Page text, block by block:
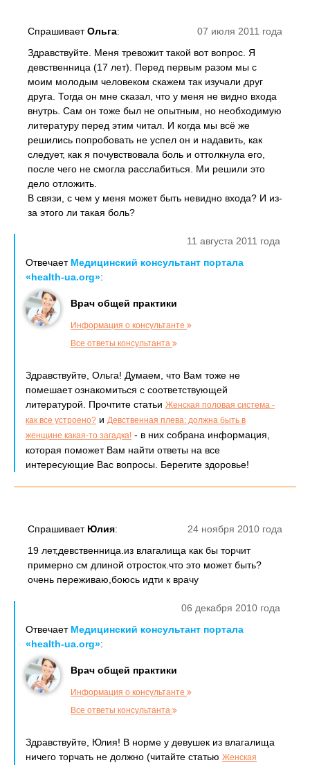
07 июля 2011 года
СпрашиваетОльга:
Здравствуйте. Меня тревожит такой вот вопрос. Я
девственница (17 лет). Перед первым разом мы с
моим молодым человеком скажем так изучали друг
друга. Тогда он мне сказал, что у меня не видно входа
внутрь. Сам он тоже был не опытным, но необходимую
литературу перед этим читал. И когда мы всё же
решились попробовать не успел он и надавить, как
следует, как я почувствовала боль и оттолкнула его,
после чего не смогла расслабиться. Ми решили это
дело отложить.
В связи, с чем у меня может быть невидно входа? И из-
за этого ли такая боль?
11 августа 2011 года
Отвечает Медицинский консультант портала
«health-ua.org»:
Врач общей практики
Информация о консультанте
Все ответы консультанта
Здравствуйте, Ольга! Думаем, что Вам тоже не
помешает ознакомиться с соответствующей
литературой. Прочтите статьи Женская половая система -
как все устроено? и Девственная плева: должна быть в
женщине какая-то загадка! - в них собрана информация,
которая поможет Вам найти ответы на все
интересующие Вас вопросы. Берегите здоровье!
24 ноября 2010 года
Спрашивает Юлия:
19 лет,девственница.из влагалища как бы торчит
примерно см длиной отросток.что это может быть?
очень переживаю,боюсь идти к врачу
06 декабря 2010 года
Отвечает Медицинский консультант портала
«health-ua.org»:
Врач общей практики
Информация о консультанте
Все ответы консультанта
Здравствуйте, Юлия! В норме у девушек из влагалища
ничего торчать не должно (читайте статью Женская